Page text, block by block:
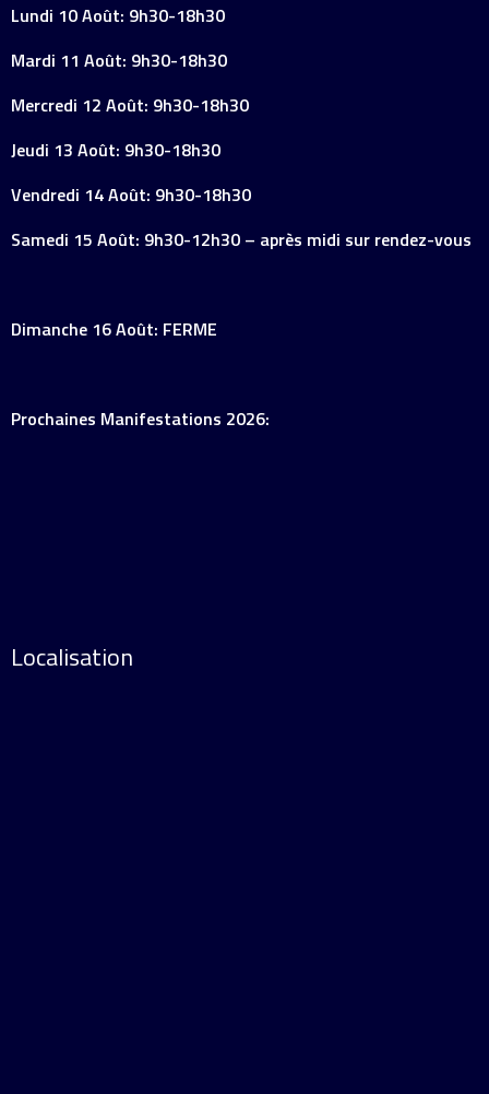
Lundi 10 Août: 9h30-18h30
Mardi 11 Août: 9h30-18h30
Mercredi 12 Août: 9h30-18h30
Jeudi 13 Août: 9h30-18h30
Vendredi 14 Août: 9h30-18h30
Samedi 15 Août: 9h30-12h30 – après midi sur rendez-vous
Dimanche 16 Août: FERME
Prochaines Manifestations 2026:
Localisation